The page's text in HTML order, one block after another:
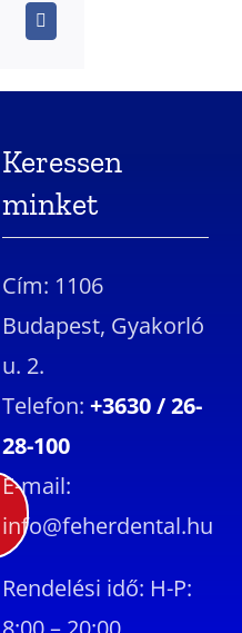
Keressen
minket
Cím: 1106
Budapest, Gyakorló
u. 2.
Telefon: +3630 / 26-
28-100
E-mail:
info@feherdental.hu
Rendelési idő: H-P: